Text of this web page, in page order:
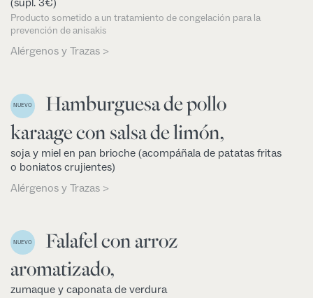
(supl. 3€)
Producto sometido a un tratamiento de congelación para la
prevención de anisakis
Alérgenos y Trazas >
NUEVO
Hamburguesa de pollo
karaage con salsa de limón,
soja y miel en pan brioche (acompáñala de patatas fritas
o boniatos crujientes)
Alérgenos y Trazas >
NUEVO
Falafel con arroz
aromatizado,
zumaque y caponata de verdura